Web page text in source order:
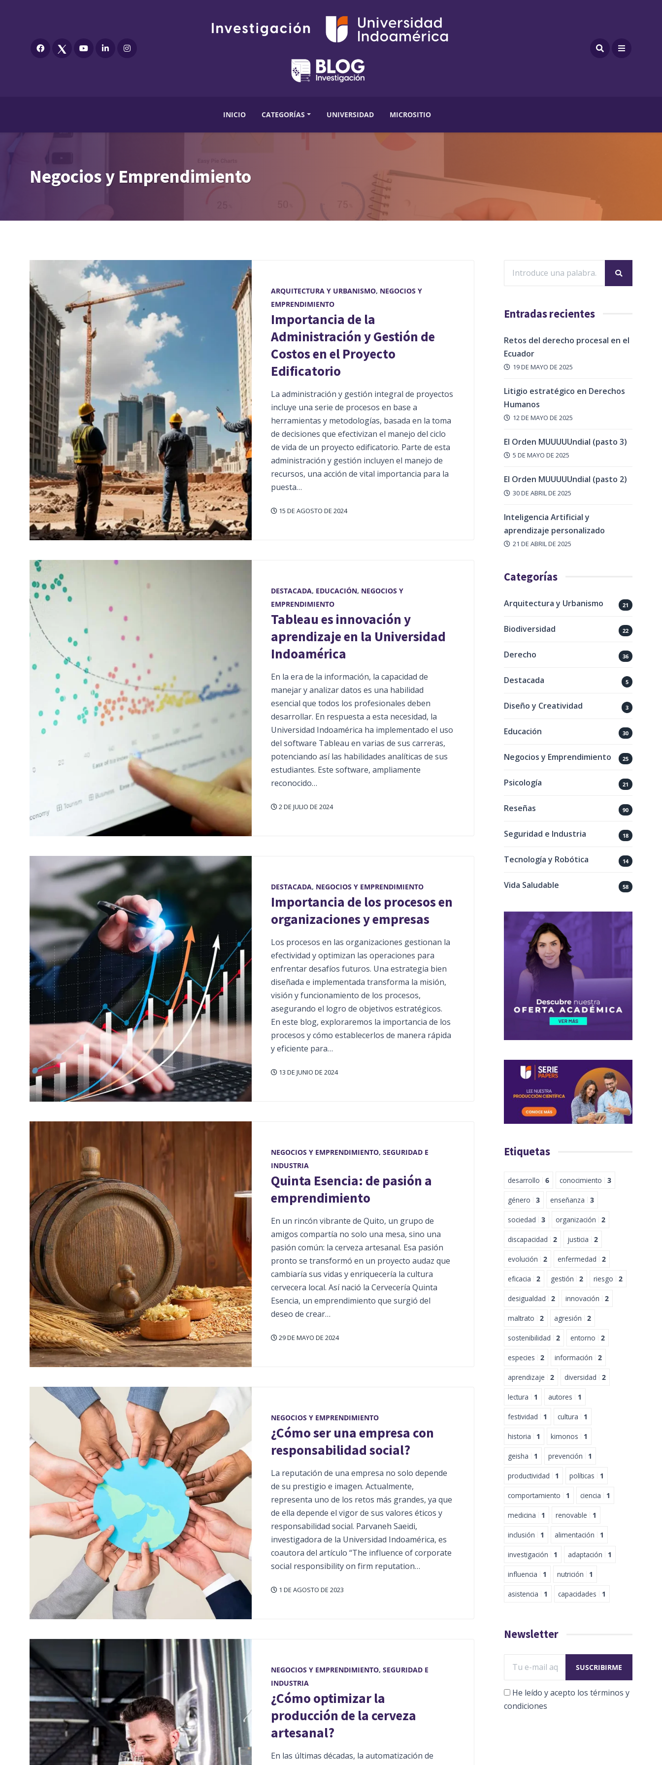
INICIO CATEGORÍAS UNIVERSIDAD MICROSITIO
Negocios y Emprendimiento
ARQUITECTURA Y URBANISMO, NEGOCIOS Y
EMPRENDIMIENTO
Importancia de la
Administración y Gestión de
Costos en el Proyecto
Edificatorio
La administración y gestión integral de proyectos
incluye una serie de procesos en base a
herramientas y metodologías, basada en la toma
de decisiones que efectivizan el manejo del ciclo
de vida de un proyecto edificatorio. Parte de esta
administración y gestión incluyen el manejo de
recursos, una acción de vital importancia para la
puesta…
15 DE AGOSTO DE 2024
DESTACADA, EDUCACIÓN, NEGOCIOS Y
EMPRENDIMIENTO
Tableau es innovación y
aprendizaje en la Universidad
Indoamérica
En la era de la información, la capacidad de
manejar y analizar datos es una habilidad
esencial que todos los profesionales deben
desarrollar. En respuesta a esta necesidad, la
Universidad Indoamérica ha implementado el uso
del software Tableau en varias de sus carreras,
potenciando así las habilidades analíticas de sus
estudiantes. Este software, ampliamente
reconocido…
2 DE JULIO DE 2024
DESTACADA, NEGOCIOS Y EMPRENDIMIENTO
Importancia de los procesos en
organizaciones y empresas
Los procesos en las organizaciones gestionan la
efectividad y optimizan las operaciones para
enfrentar desafíos futuros. Una estrategia bien
diseñada e implementada transforma la misión,
visión y funcionamiento de los procesos,
asegurando el logro de objetivos estratégicos.
En este blog, exploraremos la importancia de los
procesos y cómo establecerlos de manera rápida
y eficiente para…
13 DE JUNIO DE 2024
NEGOCIOS Y EMPRENDIMIENTO, SEGURIDAD E
INDUSTRIA
Quinta Esencia: de pasión a
emprendimiento
En un rincón vibrante de Quito, un grupo de
amigos compartía no solo una mesa, sino una
pasión común: la cerveza artesanal. Esa pasión
pronto se transformó en un proyecto audaz que
cambiaría sus vidas y enriquecería la cultura
cervecera local. Así nació la Cervecería Quinta
Esencia, un emprendimiento que surgió del
deseo de crear…
29 DE MAYO DE 2024
NEGOCIOS Y EMPRENDIMIENTO
¿Cómo ser una empresa con
responsabilidad social?
La reputación de una empresa no solo depende
de su prestigio e imagen. Actualmente,
representa uno de los retos más grandes, ya que
de ella depende el vigor de sus valores éticos y
responsabilidad social. Parvaneh Saeidi,
investigadora de la Universidad Indoamérica, es
coautora del artículo “The influence of corporate
social responsibility on firm reputation…
1 DE AGOSTO DE 2023
NEGOCIOS Y EMPRENDIMIENTO, SEGURIDAD E
INDUSTRIA
¿Cómo optimizar la
producción de la cerveza
artesanal?
En las últimas décadas, la automatización de
Entradas recientes
Retos del derecho procesal en el
Ecuador
19 DE MAYO DE 2025
Litigio estratégico en Derechos
Humanos
12 DE MAYO DE 2025
El Orden MUUUUUndial (pasto 3)
5 DE MAYO DE 2025
El Orden MUUUUUndial (pasto 2)
30 DE ABRIL DE 2025
Inteligencia Artificial y
aprendizaje personalizado
21 DE ABRIL DE 2025
Categorías
Arquitectura y Urbanismo 21
Biodiversidad 22
Derecho 36
Destacada 5
Diseño y Creatividad 3
Educación 30
Negocios y Emprendimiento 25
Psicología 21
Reseñas 90
Seguridad e Industria 18
Tecnología y Robótica 14
Vida Saludable 58
Etiquetas
desarrollo 6 conocimiento 3
género 3 enseñanza 3
sociedad 3 organización 2
discapacidad 2 justicia 2
evolución 2 enfermedad 2
eficacia 2 gestión 2 riesgo 2
desigualdad 2 innovación 2
maltrato 2 agresión 2
sostenibilidad 2 entorno 2
especies 2 información 2
aprendizaje 2 diversidad 2
lectura 1 autores 1
festividad 1 cultura 1
historia 1 kimonos 1
geisha 1 prevención 1
productividad 1 políticas 1
comportamiento 1 ciencia 1
medicina 1 renovable 1
inclusión 1 alimentación 1
investigación 1 adaptación 1
influencia 1 nutrición 1
asistencia 1 capacidades 1
Newsletter
He leído y acepto los términos y
condiciones